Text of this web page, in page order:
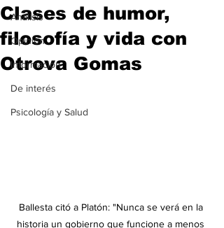
Análisis
Opinión
Información
De interés
Psicología y Salud
Clases de humor,
filosofía y vida con
Otrova Gomas
Ballesta citó a Platón: "Nunca se verá en la
historia un gobierno que funcione a menos